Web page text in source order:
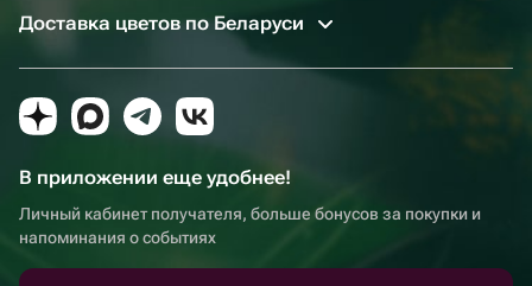
Доставка цветов по Беларуси
В приложении еще удобнее!
Личный кабинет получателя, больше бонусов за покупки и
напоминания о событиях